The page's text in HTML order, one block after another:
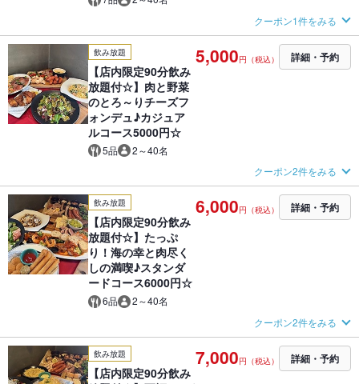
クーポン1件をみる
飲み放題
【店内限定90分飲み
放題付☆】肉と野菜
のとろ～りチーズフ
ォンデュ♪カジュア
ルコース5000円☆
5品 2～40名
5,000円（税込） 詳細・予約
クーポン2件をみる
飲み放題
【店内限定90分飲み
放題付☆】たっぷ
り！海の幸と肉尽く
しの満喫♪スタンダ
ードコース6000円☆
6品 2～40名
6,000円（税込） 詳細・予約
クーポン2件をみる
飲み放題
【店内限定90分飲み
7,000円（税込） 詳細・予約